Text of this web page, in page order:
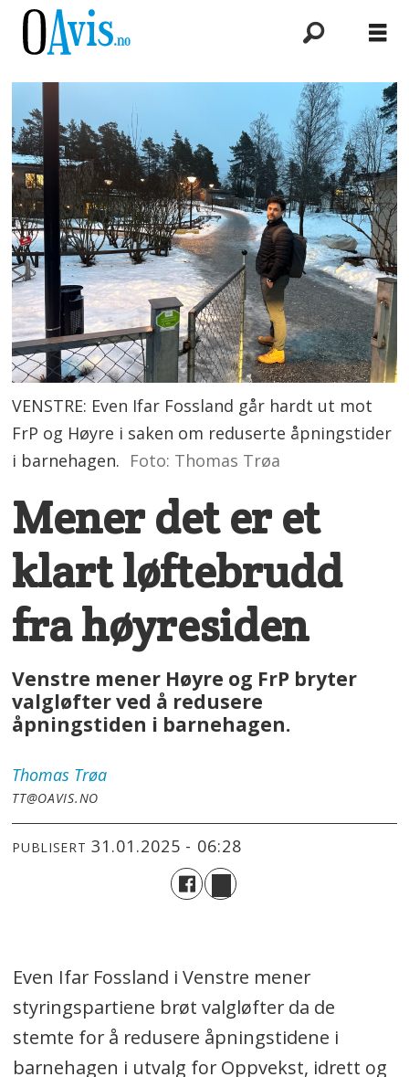
VENSTRE: Even Ifar Fossland går hardt ut mot
FrP og Høyre i saken om reduserte åpningstider
i barnehagen. Foto: Thomas Trøa
Mener det er et
klart løftebrudd
fra høyresiden
Venstre mener Høyre og FrP bryter
valgløfter ved å redusere
åpningstiden i barnehagen.
Thomas Trøa
TT@OAVIS.NO
PUBLISERT 31.01.2025 - 06:28
Even Ifar Fossland i Venstre mener
styringspartiene brøt valgløfter da de
stemte for å redusere åpningstidene i
barnehagen i utvalg for Oppvekst, idrett og